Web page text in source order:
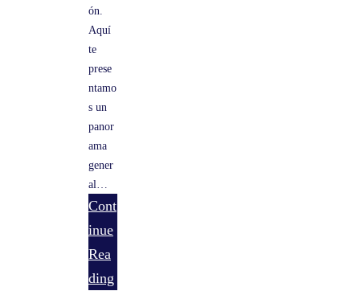
ón.
Aquí
te
prese
ntamo
s un
panor
ama
gener
al…
Cont
inue
Rea
ding
:
E